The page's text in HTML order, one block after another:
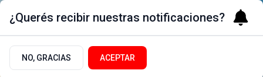
¿Querés recibir nuestras notificaciones?
NO, GRACIAS ACEPTAR